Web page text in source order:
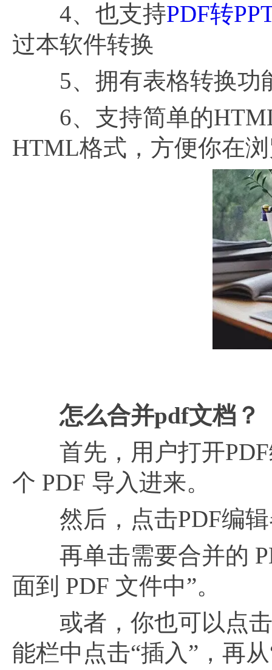
4、也支持PDF转
过本软件转换
5、拥有表格转换功能
6、支持简单的HTML
HTML格式，方便你在
怎么合并pdf文档？
首先，用户打开PDF
个 PDF 导入进来。
然后，点击PDF编辑
再单击需要合并的
面到 PDF 文件中”。
或者，你也可以点击
能栏中点击“插入”，再